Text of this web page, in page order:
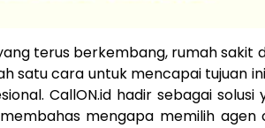
terus berkembang, rumah
satu cara untuk mencapai tujuan
CallON.id hadir sebagai
mengapa memilih